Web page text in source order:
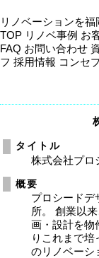
リノベーションを
TOP リノベ事例 お
FAQ お問い合わせ
フ 採用情報 コンセ
タイトル
株式会社プロ
概要
プロシードデ
所。 創業以
画・設計を物
りこれまで
のリノベーシ